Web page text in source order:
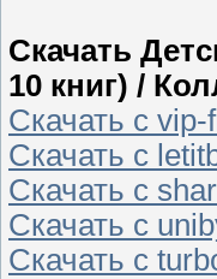
Скачать
10 книг) /
Скачать с vip-
Скачать с
Скачать с
Скачать с
Скачать с